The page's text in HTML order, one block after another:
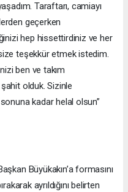
Taraftarı, camiayı
geçerken
hep hissettirdiniz ve her
teşekkür etmek istedim.
ben ve takım
olduk. Sizinle
kadar helal olsun”
Büyükakın’a formasını
ayrıldığını belirten